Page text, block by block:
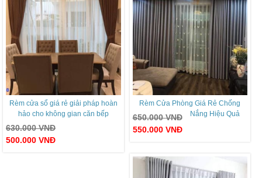
Rèm cửa sổ giá rẻ giải pháp hoàn
hảo cho không gian căn bếp
630.000VNĐ
500.000 VNĐ
Rèm Cửa Phòng Giá Rẻ Chống
Nắng Hiệu Quả
650.000VNĐ
550.000 VNĐ